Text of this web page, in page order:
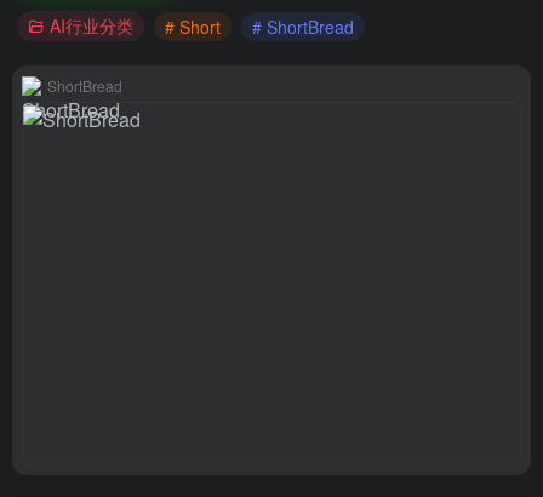
AI行业分类 # Short # ShortBread
ShortBread